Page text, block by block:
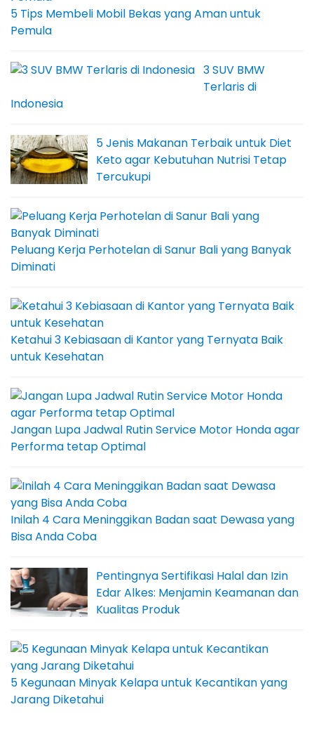
5 Tips Membeli Mobil Bekas yang Aman untuk
Pemula
3 SUV BMW
Terlaris di
Indonesia
5 Jenis Makanan Terbaik untuk Diet
Keto agar Kebutuhan Nutrisi Tetap
Tercukupi
Peluang Kerja Perhotelan di Sanur Bali yang Banyak
Diminati
Ketahui 3 Kebiasaan di Kantor yang Ternyata Baik
untuk Kesehatan
Jangan Lupa Jadwal Rutin Service Motor Honda agar
Performa tetap Optimal
Inilah 4 Cara Meninggikan Badan saat Dewasa yang
Bisa Anda Coba
Pentingnya Sertifikasi Halal dan Izin
Edar Alkes: Menjamin Keamanan dan
Kualitas Produk
5 Kegunaan Minyak Kelapa untuk Kecantikan yang
Jarang Diketahui